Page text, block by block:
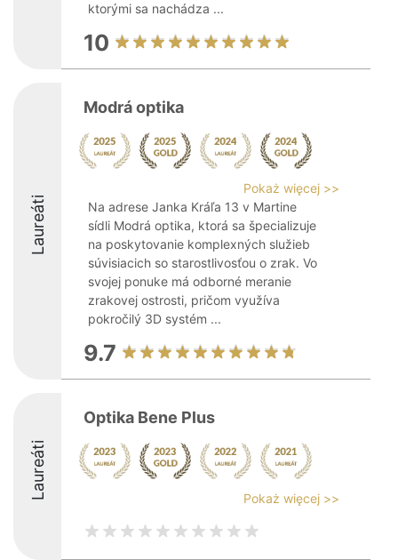
ktorými sa nachádza ...
10
Laureáti
Modrá optika
Pokaż więcej >>
Na adrese Janka Kráľa 13 v Martine
sídli Modrá optika, ktorá sa špecializuje
na poskytovanie komplexných služieb
súvisiacich so starostlivosťou o zrak. Vo
svojej ponuke má odborné meranie
zrakovej ostrosti, pričom využíva
pokročilý 3D systém ...
9.7
Laureáti
Optika Bene Plus
Pokaż więcej >>